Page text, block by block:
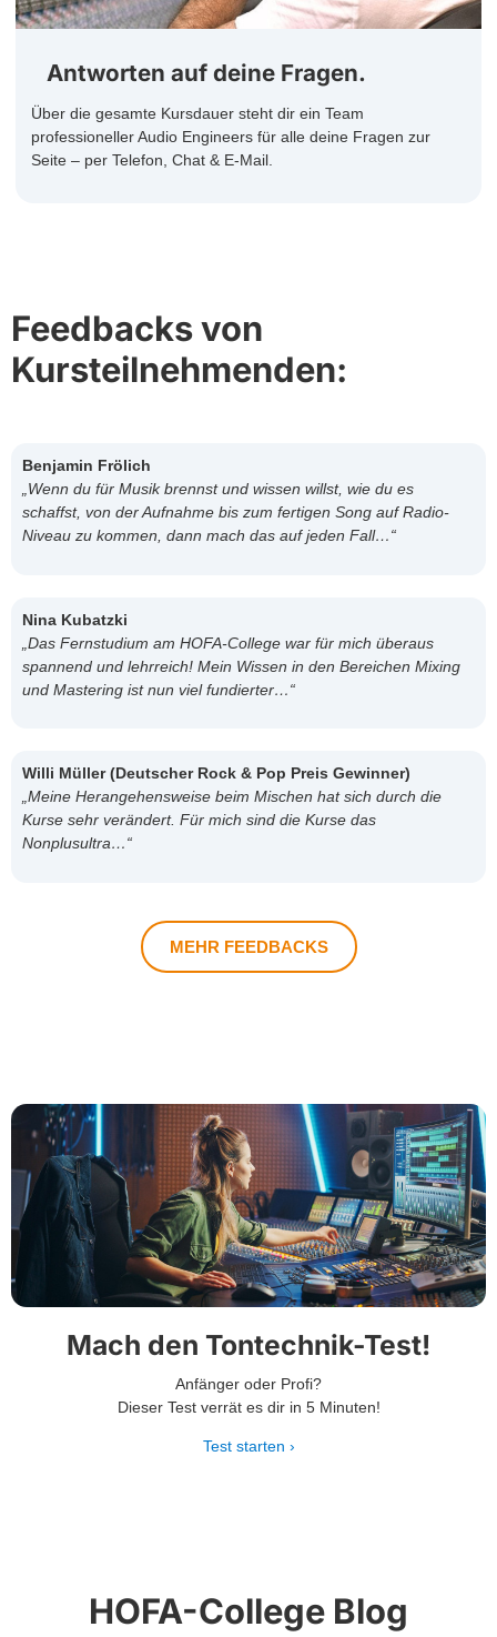
Antworten auf deine Fragen.
Über die gesamte Kursdauer steht dir ein Team
professioneller Audio Engineers für alle deine Fragen zur
Seite – per Telefon, Chat & E-Mail.
Feedbacks von
Kursteilnehmenden:
Benjamin Frölich
„Wenn du für Musik brennst und wissen willst, wie du es
schaffst, von der Aufnahme bis zum fertigen Song auf Radio-
Niveau zu kommen, dann mach das auf jeden Fall…“
Nina Kubatzki
„Das Fernstudium am HOFA-College war für mich überaus
spannend und lehrreich! Mein Wissen in den Bereichen Mixing
und Mastering ist nun viel fundierter…“
Willi Müller (Deutscher Rock & Pop Preis Gewinner)
„Meine Herangehensweise beim Mischen hat sich durch die
Kurse sehr verändert. Für mich sind die Kurse das
Nonplusultra…“
MEHR FEEDBACKS
Mach den Tontechnik-Test!
Anfänger oder Profi?
Dieser Test verrät es dir in 5 Minuten!
Test starten
HOFA-College Blog